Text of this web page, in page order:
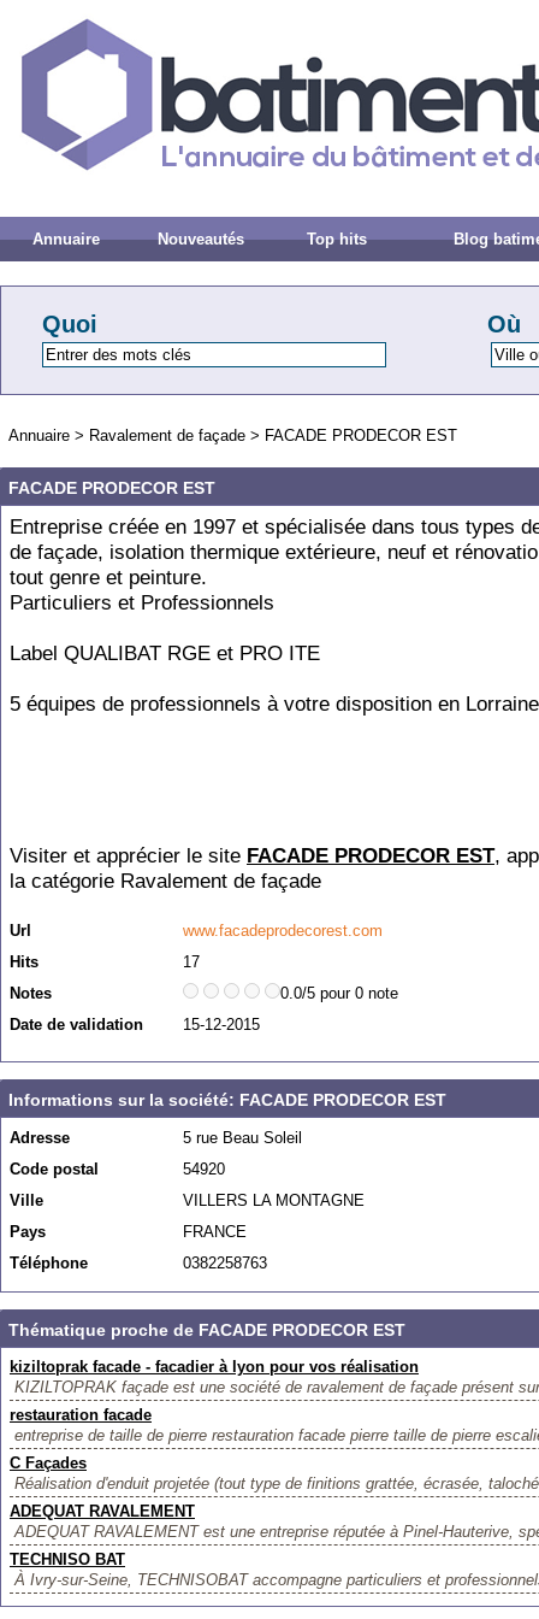
Annuaire Nouveautés Top hits Blog
Quoi Où
Annuaire > Ravalement de façade > FACADE PRODECOR EST
FACADE PRODECOR EST
Entreprise créée en 1997 et spécialisée dans tous types
de façade, isolation thermique extérieure, neuf et
tout genre et peinture.
Particuliers et Professionnels
Label QUALIBAT RGE et PRO ITE
5 équipes de professionnels à votre disposition en
Visiter et apprécier le site FACADE PRODECOR EST,
la catégorie Ravalement de façade
Url
www.facadeprodecorest.com
Hits
17
Notes
0.0/5 pour 0 note
Date de validation
15-12-2015
Informations sur la société: FACADE PRODECOR EST
Adresse
5 rue Beau Soleil
Code postal
54920
Ville
VILLERS LA MONTAGNE
Pays
FRANCE
Téléphone
0382258763
Thématique proche de FACADE PRODECOR EST
kiziltoprak facade - facadier à lyon pour vos réalisation
KIZILTOPRAK façade est une société de ravalement de façade présent
restauration facade
entreprise de taille de pierre restauration facade pierre taille de pierre
C Façades
Réalisation d'enduit projetée (tout type de finitions grattée, écrasée,
ADEQUAT RAVALEMENT
ADEQUAT RAVALEMENT est une entreprise réputée à Pinel-Hauterive,
TECHNISO BAT
À Ivry-sur-Seine, TECHNISOBAT accompagne particuliers et